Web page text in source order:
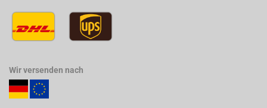
Wir versenden nach